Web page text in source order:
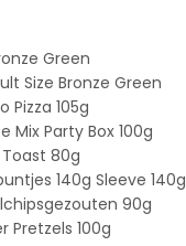
Green
Size Bronze Green
Pizza 105g
Mix Party Box 100g
80g
140g Sleeve 140g
90g
Pretzels 100g